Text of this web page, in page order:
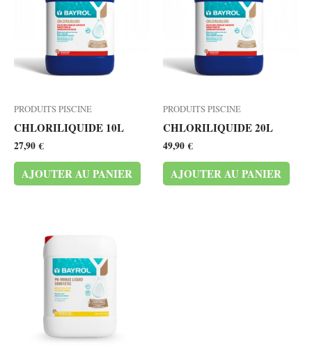
PRODUITS PISCINE
CHLORILIQUIDE 10L
27,90€
AJOUTER AU PANIER
PRODUITS PISCINE
CHLORILIQUIDE 20L
49,90€
AJOUTER AU PANIER